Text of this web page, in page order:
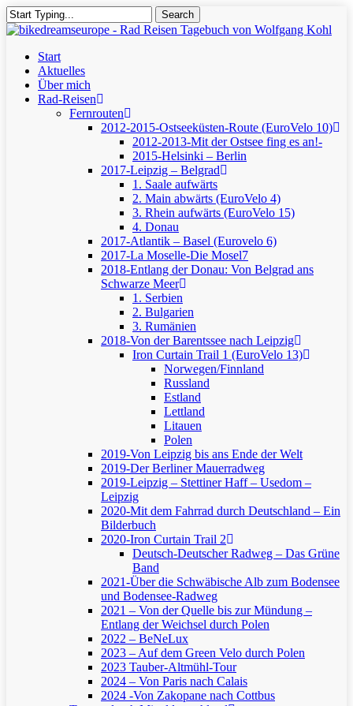
Skip
to
content
Search
Close
Menu
Start
Aktuelles
Über mich
Rad-Reisen
Fernrouten
2012-2015-Ostseeküsten-Route (EuroVelo 10)
2012-2013-Mit der Ostsee fing es an!-
2015-Helsinki – Berlin
2017-Leipzig – Belgrad
1. Saale aufwärts
2. Main abwärts (EuroVelo 4)
3. Rhein aufwärts (EuroVelo 15)
4. Donau
2017-Atlantik – Basel (Eurovelo 6)
2017-La Moselle-Die Mosel7
2018-Entlang der Donau: Von Belgrad ans
Schwarze Meer
1. Serbien
2. Bulgarien
3. Rumänien
2018-Von der Barentssee nach Leipzig
Iron Curtain Trail 1 (EuroVelo 13)
Norwegen/Finnland
Russland
Estland
Lettland
Litauen
Polen
2019-Von Leipzig bis ans Ende der Welt
2019-Der Berliner Mauerradweg
2019-Leipzig – Stettiner Haff – Usedom –
Leipzig
2020-Mit dem Fahrrad durch Deutschland – Ein
Bilderbuch
2020-Iron Curtain Trail 2
Deutsch-Deutscher Radweg – Das Grüne
Band
2021-Über die Schwäbische Alb zum Bodensee
und Bodensee-Radweg
2021 – Von der Quelle bis zur Mündung –
Entlang der Weichsel durch Polen
2022 – BeNeLux
2023 – Auf dem Green Velo durch Polen
2023 Tauber-Altmühl-Tour
2024 – Von Paris nach Calais
2024 -Von Zakopane nach Cottbus